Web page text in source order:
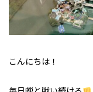
こんにちは！